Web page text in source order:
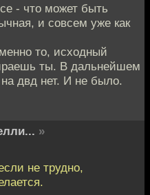
- что может быть
и совсем уже как
то, исходный
ты. В дальнейшем
на двд нет. И не было.
»
не трудно,